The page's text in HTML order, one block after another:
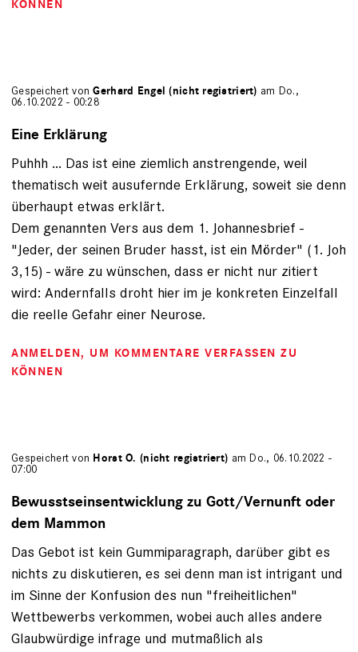
KÖNNEN
Gespeichert vonGerhard Engel (nicht registriert) am Do.,
06.10.2022 - 00:28
Eine Erklärung
Puhhh ... Das ist eine ziemlich anstrengende, weil
thematisch weit ausufernde Erklärung, soweit sie denn
überhaupt etwas erklärt.
Dem genannten Vers aus dem 1. Johannesbrief -
"Jeder, der seinen Bruder hasst, ist ein Mörder" (1. Joh
3,15) - wäre zu wünschen, dass er nicht nur zitiert
wird: Andernfalls droht hier im je konkreten Einzelfall
die reelle Gefahr einer Neurose.
ANMELDEN, UM KOMMENTARE VERFASSEN ZU
KÖNNEN
Gespeichert von Horst O. (nicht registriert) am Do., 06.10.2022 -
07:00
Bewusstseinsentwicklung zu Gott/Vernunft oder
dem Mammon
Das Gebot ist kein Gummiparagraph, darüber gibt es
nichts zu diskutieren, es sei denn man ist intrigant und
im Sinne der Konfusion des nun "freiheitlichen"
Wettbewerbs verkommen, wobei auch alles andere
Glaubwürdige infrage und mutmaßlich als